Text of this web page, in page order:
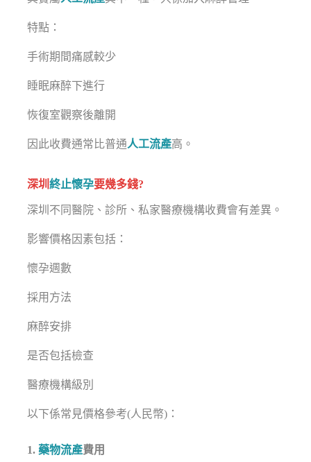
特點：
手術期間痛感較少
睡眠麻醉下進行
恢復室觀察後離開
因此收費通常比普通人工流產高。
深圳終止懷孕要幾多錢?
深圳不同醫院、診所、私家醫療機構收費會有差異。
影響價格因素包括：
懷孕週數
採用方法
麻醉安排
是否包括檢查
醫療機構級別
以下係常見價格參考(人民幣)：
1. 藥物流產費用